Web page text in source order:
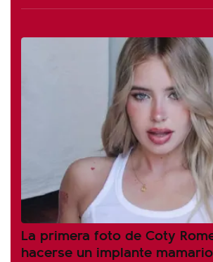
La primera foto de Coty
hacerse un implante mamario